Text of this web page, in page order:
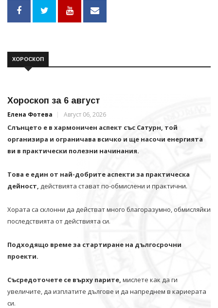
ХОРОСКОП
Хороскоп за 6 август
Елена Фотева Август 06, 2026
Слънцето е в хармоничен аспект със Сатурн, той
организира и ограничава всичко и щe насочи енергията
ви в практически полезни начинания.
Това е един от най-добрите аспекти за практическа
дейност, действията стават по-обмислени и практични.
Хората са склонни да действат много благоразумно, обмисляйки
последствията от действията си.
Подходящо време за стартиране на дългосрочни
проекти.
Съсредоточете се върху парите, мислете как да ги
увеличите, да изплатите дългове и да напреднем в кариерата
си.